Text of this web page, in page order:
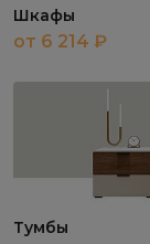
Шкафы
от 6 214 ₽
Тумбы